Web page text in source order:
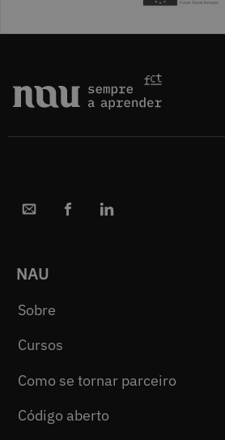
NAU
Sobre
Cursos
Como se tornar parceiro
Código aberto